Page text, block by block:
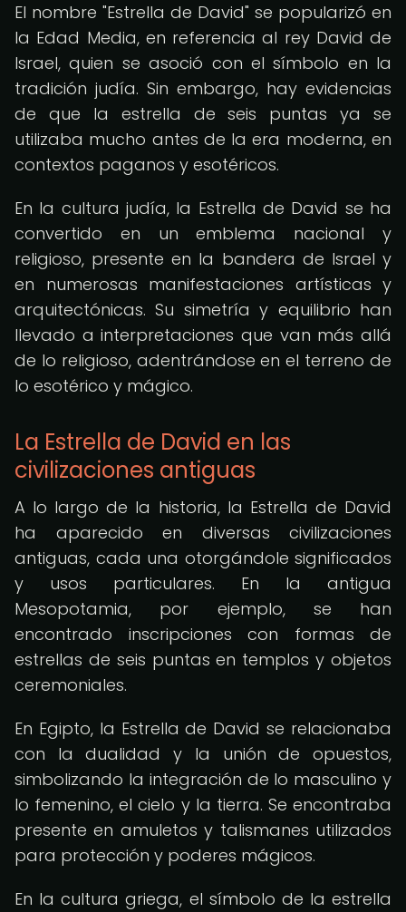
El nombre "Estrella de David" se popularizó en
la Edad Media, en referencia al rey David de
Israel, quien se asoció con el símbolo en la
tradición judía. Sin embargo, hay evidencias
de que la estrella de seis puntas ya se
utilizaba mucho antes de la era moderna, en
contextos paganos y esotéricos.
En la cultura judía, la Estrella de David se ha
convertido en un emblema nacional y
religioso, presente en la bandera de Israel y
en numerosas manifestaciones artísticas y
arquitectónicas. Su simetría y equilibrio han
llevado a interpretaciones que van más allá
de lo religioso, adentrándose en el terreno de
lo esotérico y mágico.
La Estrella de David en las
civilizaciones antiguas
A lo largo de la historia, la Estrella de David
ha aparecido en diversas civilizaciones
antiguas, cada una otorgándole significados
y usos particulares. En la antigua
Mesopotamia, por ejemplo, se han
encontrado inscripciones con formas de
estrellas de seis puntas en templos y objetos
ceremoniales.
En Egipto, la Estrella de David se relacionaba
con la dualidad y la unión de opuestos,
simbolizando la integración de lo masculino y
lo femenino, el cielo y la tierra. Se encontraba
presente en amuletos y talismanes utilizados
para protección y poderes mágicos.
En la cultura griega, el símbolo de la estrella